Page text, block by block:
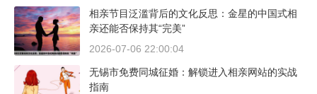
相亲节目泛滥背后的文化反思：金星的中国式相
亲还能否保持其“完美”
2026-07-06 22:00:04
无锡市免费同城征婚：解锁进入相亲网站的实战
指南